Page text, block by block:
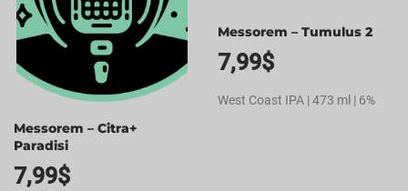
Messorem – Citra+
Paradisi
7,99$
Messorem – Tumulus 2
7,99$
West Coast IPA | 473 ml | 6%